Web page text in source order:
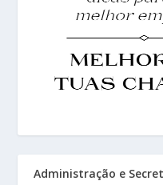
Administração e